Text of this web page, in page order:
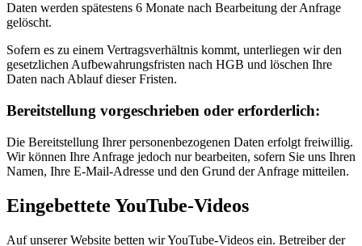
Daten werden spätestens 6 Monate nach Bearbeitung der Anfrage
gelöscht.
Sofern es zu einem Vertragsverhältnis kommt, unterliegen wir den
gesetzlichen Aufbewahrungsfristen nach HGB und löschen Ihre
Daten nach Ablauf dieser Fristen.
Bereitstellung vorgeschrieben oder erforderlich:
Die Bereitstellung Ihrer personenbezogenen Daten erfolgt freiwillig.
Wir können Ihre Anfrage jedoch nur bearbeiten, sofern Sie uns Ihren
Namen, Ihre E-Mail-Adresse und den Grund der Anfrage mitteilen.
Eingebettete YouTube-Videos
Auf unserer Website betten wir YouTube-Videos ein. Betreiber der